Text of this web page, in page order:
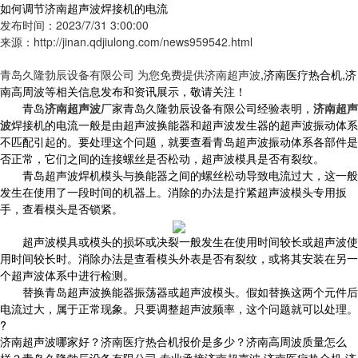
如何调节济南超声波焊接机的电流
发布时间：2023/7/31 3:00:00
来源：http://jinan.qdjiulong.com/news959542.html
青岛久隆勃辰设备有限公司 为您免费提供济南超声波,济南医疗热合机,济
南高周波等相关信息发布和资讯展示，敬请关注！
青岛济南超声波厂家青岛久隆勃辰设备有限公司经验表明， 济南超声
波焊接机的电流一般是由超声波换能器和超声波发生器的超声波振动体系
不匹配引起的。要处理这个问题，就要查看青岛超声波振动体系各部件是
否正常，它们之间的连接螺丝是否松动，超声波模具是否有裂纹。
青岛超声波焊机模头与换能器之间的螺丝松动导致电流过大，这一般
发生在使用了一段时间的机器上。消除的办法是拧紧超声波模头专用扳
手，查看模头是否锁紧。
超声波模具或模头的损坏或决裂一般发生在使用时间较长或超声波使
用时间较长时。消除办法是查看模头外表是否有裂纹，或将其安装在另一
个超声波体系中进行检测。
替换青岛超声波换能器振荡器或超声波模头。假如替换这两个元件后
电流过大，属于正常现象。只要调整超声波频率，这个问题就可以处理。
?
济南超声波哪家好？济南医疗热合机报价是多少？济南高周波质量怎么